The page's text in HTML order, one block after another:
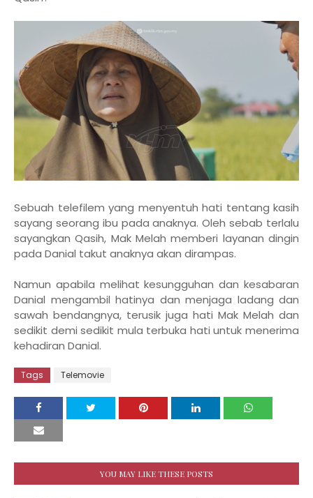
Sebuah telefilem yang menyentuh hati tentang kasih
sayang seorang ibu pada anaknya. Oleh sebab terlalu
sayangkan Qasih, Mak Melah memberi layanan dingin
pada Danial takut anaknya akan dirampas.
Namun apabila melihat kesungguhan dan kesabaran
Danial mengambil hatinya dan menjaga ladang dan
sawah bendangnya, terusik juga hati Mak Melah dan
sedikit demi sedikit mula terbuka hati untuk menerima
kehadiran Danial.
Tags Telemovie
YOU MAY LIKE THESE POSTS